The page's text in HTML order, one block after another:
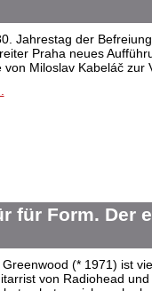
Jahrestag der
Praha neues
von Miloslav Kabeláč zur
für Form. Der
(* 1971) ist
von Radiohead